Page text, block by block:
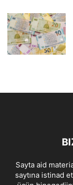
Sayta aid
saytına istinad